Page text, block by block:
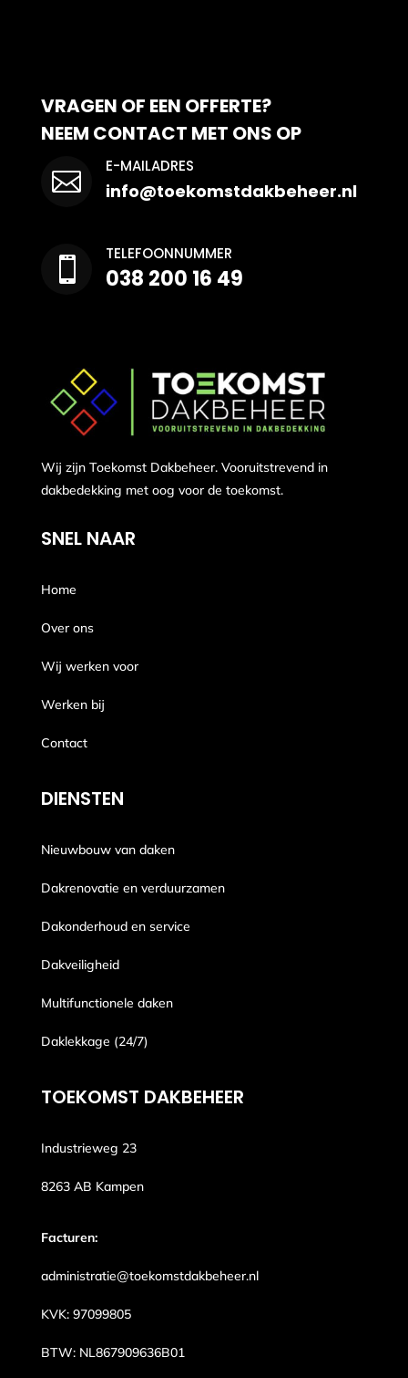
VRAGEN OF EEN OFFERTE?
NEEM CONTACT MET ONS OP

E-MAILADRES
info@toekomstdakbeheer.nl

TELEFOONNUMMER
038 200 16 49
Wij zijn Toekomst Dakbeheer. Vooruitstrevend in
dakbedekking met oog voor de toekomst.
SNEL NAAR
Home
Over ons
Wij werken voor
Werken bij
Contact
DIENSTEN
Nieuwbouw van daken
Dakrenovatie en verduurzamen
Dakonderhoud en service
Dakveiligheid
Multifunctionele daken
Daklekkage (24/7)
TOEKOMST DAKBEHEER
Industrieweg 23
8263 AB Kampen
Facturen:
administratie@toekomstdakbeheer.nl
KVK: 97099805
BTW: NL867909636B01